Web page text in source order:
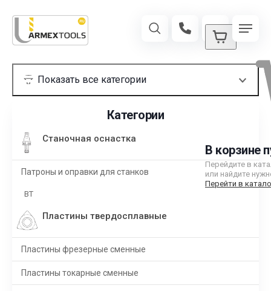
В корзине
Перейдите в
или найдите
Перейти в
Категории
Станочная оснастка
Патроны и оправки для станков
BT
Пластины твердосплавные
Пластины фрезерные сменные
Пластины токарные сменные